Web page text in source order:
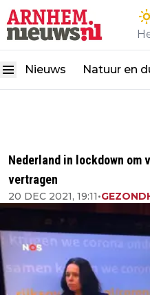
Nieuws Natuur en
Nederland in lockdown om
vertragen
20 DEC 2021, 19:11•